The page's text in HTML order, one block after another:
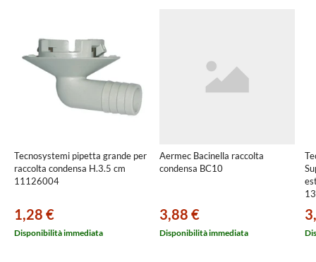
Tecnosystemi pipetta grande per
raccolta condensa H.3.5 cm
11126004
1,28 €
Disponibilità immediata
Aermec Bacinella raccolta
condensa BC10
3,88 €
Disponibilità immediata